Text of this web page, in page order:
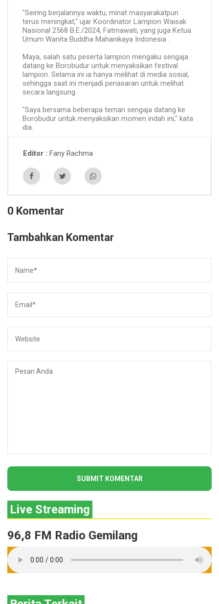
"Seiring berjalannya waktu, minat masyarakatpun
terus meningkat," ujar Koordinator Lampion Waisak
Nasional 2568 B.E./2024, Fatmawati, yang juga Ketua
Umum Wanita Buddha Mahanikaya Indonesia .
Maya, salah satu peserta lampion mengaku sengaja
datang ke Borobudur untuk menyaksikan festival
lampion. Selama ini ia hanya melihat di media sosial,
sehingga saat ini menjadi penasaran untuk melihat
secara langsung.
"Saya bersama beberapa teman sengaja datang ke
Borobudur untuk menyaksikan momen indah ini," kata
dia.
Editor Fany Rachma
0 Komentar
Tambahkan Komentar
Live Streaming
96,8 FM Radio Gemilang